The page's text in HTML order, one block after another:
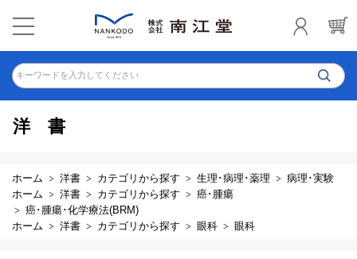
キーワードを入力してください
洋書
ホーム 洋書 カテゴリから探す 生理･病理･薬理
病理･実験
ホーム
洋書 カテゴリから探す
癌･腫瘍
癌･腫瘍･化学療法(BRM)
ホーム
洋書 カテゴリから探す 眼科 眼科